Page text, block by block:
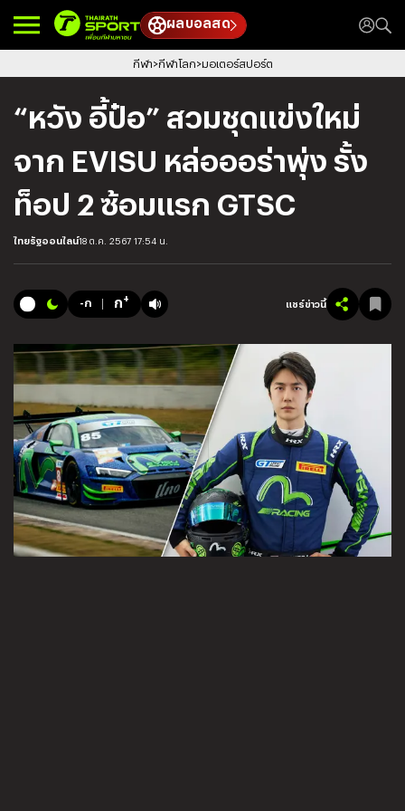
ผลบอลสด
กีฬา กีฬาโลก มอเตอร์สปอร์ต
“หวัง อี้ป๋อ” สวมชุดแข่งใหม่
จาก EVISU หล่อออร่าพุ่ง รั้ง
ท็อป 2 ซ้อมแรก GTSC
ไทยรัฐออนไลน์18 ต.ค. 2567 17:54 น.
-ก ก+ แชร์ข่าวนี้